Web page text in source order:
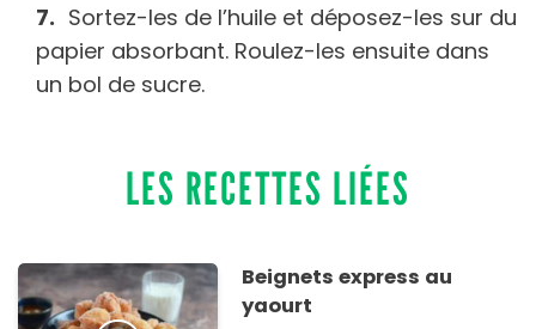
Sortez-les de l’huile et déposez-les sur du
papier absorbant. Roulez-les ensuite dans
un bol de sucre.
LES RECETTES LIÉES
Beignets express au
yaourt